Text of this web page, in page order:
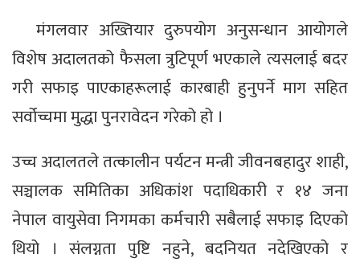
मंगलवार अख्तियार दुरुपयोग अनुसन्धान आयोगले
विशेष अदालतको फैसला त्रुटिपूर्ण भएकाले त्यसलाई बदर
गरी सफाइ पाएकाहरूलाई कारबाही हुनुपर्ने माग सहित
सर्वोच्चमा मुद्धा पुनरावेदन गरेको हो ।
उच्च अदालतले तत्कालीन पर्यटन मन्त्री जीवनबहादुर शाही,
सञ्चालक समितिका अधिकांश पदाधिकारी र १४ जना
नेपाल वायुसेवा निगमका कर्मचारी सबैलाई सफाइ दिएको
थियो । संलग्नता पुष्टि नहुने, बदनियत नदेखिएको र